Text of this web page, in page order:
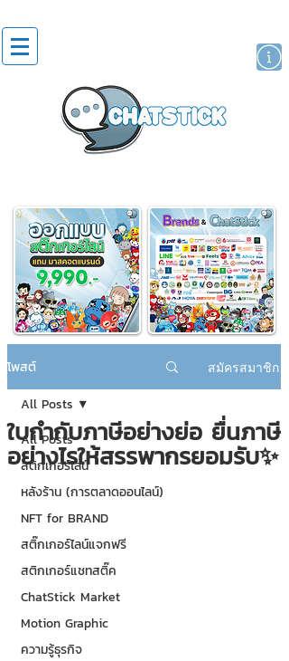
โพสต์ สมัครสมาชิก
All Posts
สติกเกอร์ไลน์
หลังร้าน (การตลาดออนไลน์)
NFT for BRAND
สติ๊กเกอร์ไลน์แจกฟรี
สติกเกอร์แชทสติ๊ค
ChatStick Market
Motion Graphic
ความรู้ธุรกิจ
All Posts
ใบกำกับภาษีอย่างย่อ ยื่นภาษี
อย่างไรให้สรรพากรยอมรับ✨